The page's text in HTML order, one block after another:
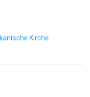
Kirche